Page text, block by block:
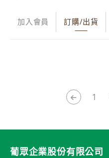
加入會員 訂購/出貨
1
葡眾企業股份有限公司